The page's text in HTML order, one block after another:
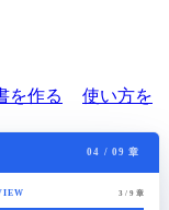
を作る
使い方を
04 / 09 章
3 / 9 章